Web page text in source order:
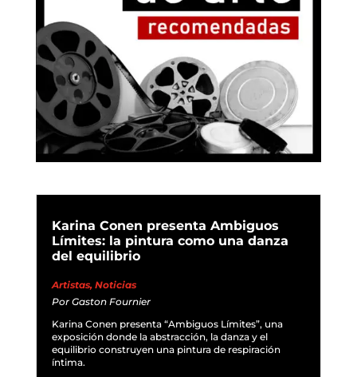
Karina Conen presenta Ambiguos
Límites: la pintura como una danza
del equilibrio
Artistas, Noticias
Por Gaston Fournier
Karina Conen presenta “Ambiguos Límites”, una
exposición donde la abstracción, la danza y el
equilibrio construyen una pintura de respiración
íntima.